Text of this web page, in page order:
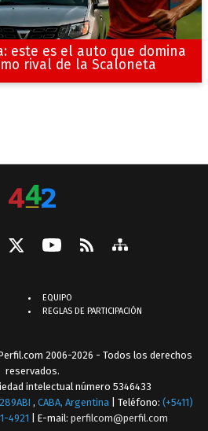
este es el auto que domina
rival de la Scaloneta
EQUIPO
REGLAS DE PARTICIPACIÓN
2006-2026 - Todos los derechos
reservados.
intelectual número 5346433
, CABA, Argentina | Teléfono: (+5411)
4921 | E-mail: perfilcom@perfil.com